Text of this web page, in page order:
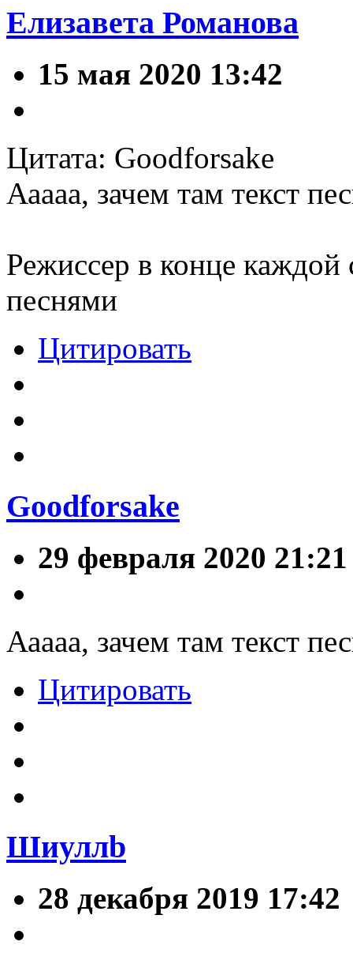
Елизавета Романова
15 мая 2020 13:42
Цитата: Goodforsake
Ааааа, зачем там текст
Режиссер в конце каждой
песнями
Цитировать
Goodforsake
29 февраля 2020 21:21
Ааааа, зачем там текст
Цитировать
Шиуллb
28 декабря 2019 17:42